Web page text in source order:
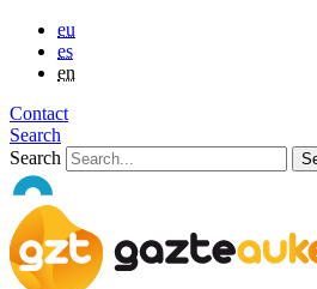
eu
es
en
Contact
Search
Search